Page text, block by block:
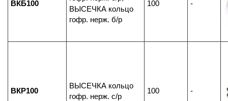
ВКБ100
ВЫСЕЧКА кольцо
гофр. нерж. б/р
100
-
ВКР100
ВЫСЕЧКА кольцо
гофр. нерж. с/р
100 -